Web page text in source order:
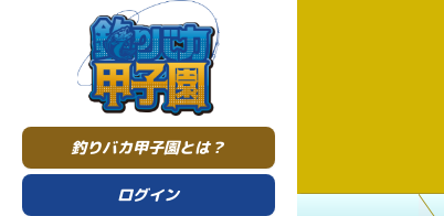
釣りバカ甲子園とは？
ログイン